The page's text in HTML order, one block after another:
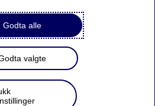
formater
nummer på
Godta alle
valgte